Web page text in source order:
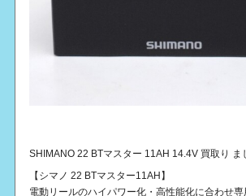
SHIMANO 22 BTマスター 11AH 14.4V 買取り ま
【シマノ 22 BTマスター11AH】
電動リールのハイパワー化・高性能化に合わせ